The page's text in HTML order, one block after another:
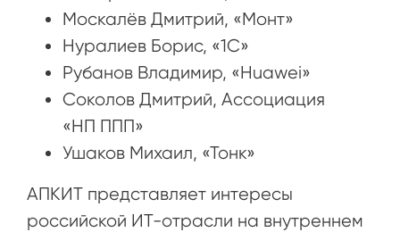
Москалёв Дмитрий, «Монт»
Нуралиев Борис, «1С»
Рубанов Владимир, «Huawei»
Соколов Дмитрий, Ассоциация
«НП ППП»
Ушаков Михаил, «Тонк»
АПКИТ представляет интересы
российской ИТ-отрасли на внутреннем